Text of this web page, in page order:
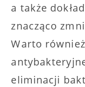
a także
znacząco
Warto
eliminacji